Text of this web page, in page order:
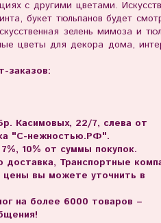
с другими цветами.
букет тюльпанов будет
зелень мимоза и
цветы для декора дома,
заказов:
Касимовых, 22/7, слева от
"С-нежностью.РФ".
10% от суммы покупок.
Транспортные
цены вы можете уточнить в
на более 6000 товаров –